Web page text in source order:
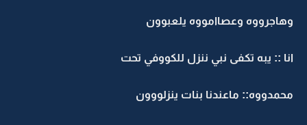
وهاجرووه وعصاامووه يلعبوون
انا :: يبه تكفى نبي ننزل للكووفي تحت
محمدووه:: ماعندنا بنات ينزلووون